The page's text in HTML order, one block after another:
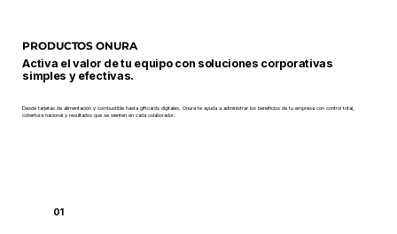
PRODUCTOS ONURA
Activa el valor de tu equipo con soluciones corporativas
simples y efectivas.
Desde tarjetas de alimentación y combustible hasta giftcards digitales, Onura te ayuda a administrar los beneficios de tu empresa con control total,
cobertura nacional y resultados que se sienten en cada colaborador.
01